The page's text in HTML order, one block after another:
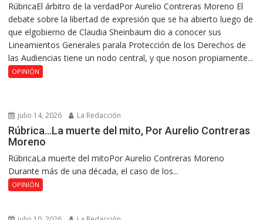
RúbricaEl árbitro de la verdadPor Aurelio Contreras Moreno El
debate sobre la libertad de expresión que se ha abierto luego de
que elgobierno de Claudia Sheinbaum dio a conocer sus
Lineamientos Generales parala Protección de los Derechos de
las Audiencias tiene un nodo central, y que noson propiamente...
OPINIÓN
julio 14, 2026 La Redacción
Rúbrica…La muerte del mito, Por Aurelio Contreras
Moreno
RúbricaLa muerte del mitoPor Aurelio Contreras Moreno
Durante más de una década, el caso de los...
OPINIÓN